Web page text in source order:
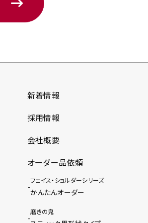
新着情報
採用情報
会社概要
オーダー品依頼
フェイス・ショルダーシリーズ
かんたんオーダー
磨きの鬼